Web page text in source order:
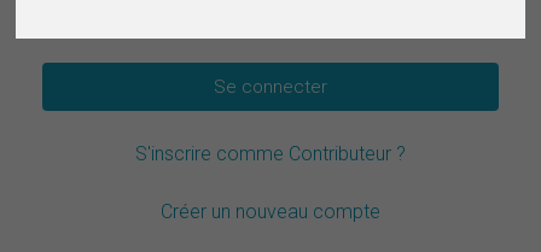
S'inscrire comme Contributeur ?
Créer un nouveau compte
Español
Italiano